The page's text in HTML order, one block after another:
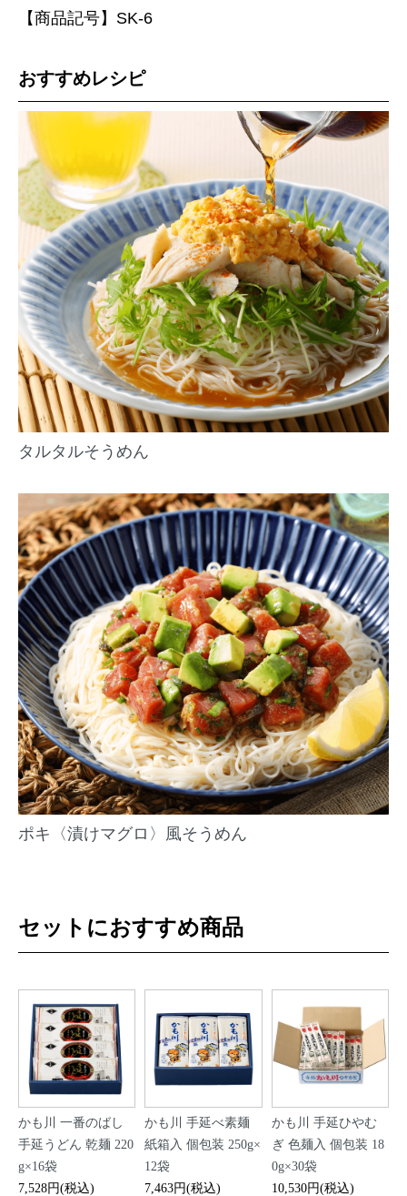
【商品記号】SK-6
おすすめレシピ
タルタルそうめん
ポキ〈漬けマグロ〉風そうめん
セットにおすすめ商品
かも川 一番のばし
手延うどん 乾麺 220
g×16袋
7,528円(税込)
かも川 手延べ素麺
紙箱入 個包装 250g×
12袋
7,463円(税込)
かも川 手延ひやむ
ぎ 色麺入 個包装 18
0g×30袋
10,530円(税込)